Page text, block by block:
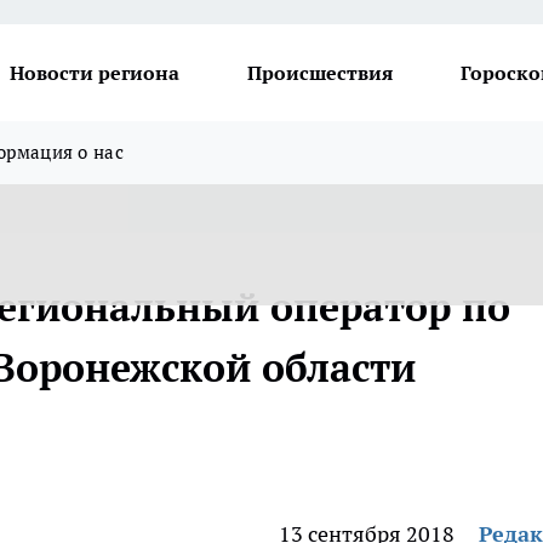
Новости региона Происшествия
о нас
оператор по
области
13 сентября 2018